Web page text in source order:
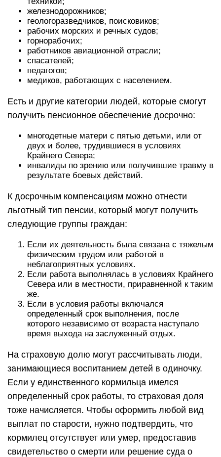
железнодорожников;
геологоразведчиков, поисковиков;
рабочих морских и речных судов;
горнорабочих;
работников авиационной отрасли;
спасателей;
педагогов;
медиков, работающих с населением.
Есть и другие категории людей, которые смогут
получить пенсионное обеспечение досрочно:
многодетные матери с пятью детьми, или от
двух и более, трудившиеся в условиях
Крайнего Севера;
инвалиды по зрению или получившие травму в
результате боевых действий.
К досрочным компенсациям можно отнести
льготный тип пенсии, который могут получить
следующие группы граждан:
Если их деятельность была связана с тяжелым
физическим трудом или работой в
неблагоприятных условиях.
Если работа выполнялась в условиях Крайнего
Севера или в местности, приравненной к таким
же.
Если в условия работы включался
определенный срок выполнения, после
которого независимо от возраста наступало
время выхода на заслуженный отдых.
На страховую долю могут рассчитывать люди,
занимающиеся воспитанием детей в одиночку.
Если у единственного кормильца имелся
определенный срок работы, то страховая доля
тоже начисляется. Чтобы оформить любой вид
выплат по старости, нужно подтвердить, что
кормилец отсутствует или умер, предоставив
свидетельство о смерти или решение суда о